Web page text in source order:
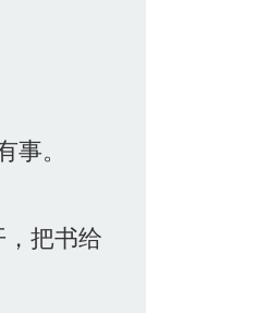
。
把书给